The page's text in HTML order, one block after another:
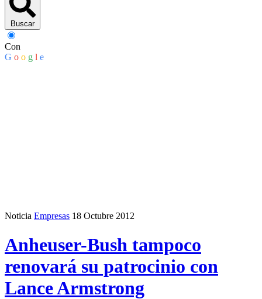
Buscar
Con
G o o g l e
Noticia Empresas 18 Octubre 2012
Anheuser-Bush tampoco
renovará su patrocinio con
Lance Armstrong